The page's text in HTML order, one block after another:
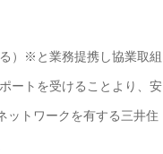
）※と業務提携し協業取組
ートを受けることより、安
ットワークを有する三井住